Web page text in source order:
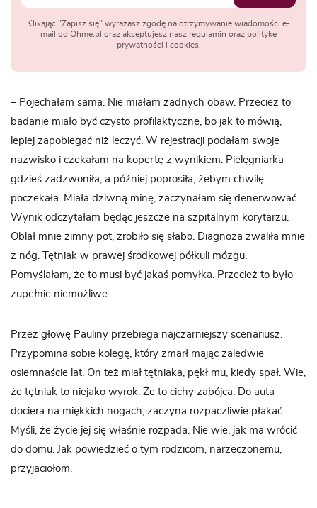
Klikając "Zapisz się" wyrażasz zgodę na otrzymywanie wiadomości e-
mail od Ohme.pl oraz akceptujesz nasz regulamin oraz politykę
prywatności i cookies.
– Pojechałam sama. Nie miałam żadnych obaw. Przecież to
badanie miało być czysto profilaktyczne, bo jak to mówią,
lepiej zapobiegać niż leczyć. W rejestracji podałam swoje
nazwisko i czekałam na kopertę z wynikiem. Pielęgniarka
gdzieś zadzwoniła, a później poprosiła, żebym chwilę
poczekała. Miała dziwną minę, zaczynałam się denerwować.
Wynik odczytałam będąc jeszcze na szpitalnym korytarzu.
Oblał mnie zimny pot, zrobiło się słabo. Diagnoza zwaliła mnie
z nóg. Tętniak w prawej środkowej półkuli mózgu.
Pomyślałam, że to musi być jakaś pomyłka. Przecież to było
zupełnie niemożliwe.
Przez głowę Pauliny przebiega najczarniejszy scenariusz.
Przypomina sobie kolegę, który zmarł mając zaledwie
osiemnaście lat. On też miał tętniaka, pękł mu, kiedy spał. Wie,
że tętniak to niejako wyrok. Że to cichy zabójca. Do auta
dociera na miękkich nogach, zaczyna rozpaczliwie płakać.
Myśli, że życie jej się właśnie rozpada. Nie wie, jak ma wrócić
do domu. Jak powiedzieć o tym rodzicom, narzeczonemu,
przyjaciołom.